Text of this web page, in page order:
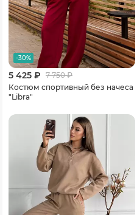
-30%
5 425 ₽ 7 750₽
Костюм спортивный без начеса
"Libra"